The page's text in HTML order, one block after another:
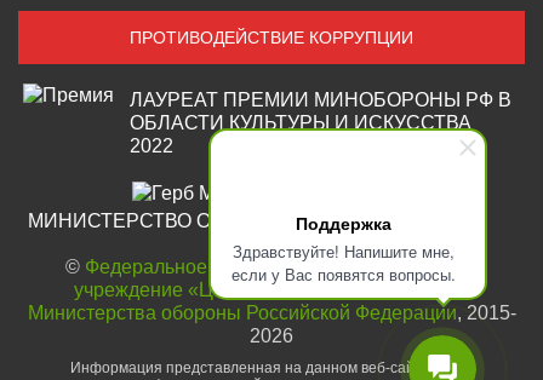
Поддержка
Здравствуйте! Напишите мне,
если у Вас появятся вопросы.
ПРОТИВОДЕЙСТВИЕ КОРРУПЦИИ
ЛАУРЕАТ ПРЕМИИ МИНОБОРОНЫ РФ В
ОБЛАСТИ КУЛЬТУРЫ И ИСКУССТВА
2022
МИНИСТЕРСТВО ОБОРОНЫ
© Федеральное государственное автономное
учреждение «Центральный парк «Патриот»
Министерства обороны Российской Федерации, 2015-
2026
Информация представленная на данном веб-сайте носит